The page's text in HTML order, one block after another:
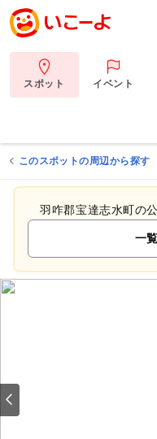
スポット イベント
このスポットの周辺から探す
羽咋郡宝達志水町の
一